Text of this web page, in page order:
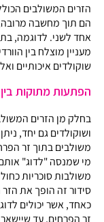
הזרים המשולבים
הם תוך מחשבה
אחד לשני. לדוגמה,
מעניין מוצלח בין
שוקולדים איכותיים
הפתעות מתוקות
בחלק מן הזרים
ושוקולדים גם יחד,
משולבים בתוך זר
מי שמנסה "לדוג"
משולבות סוכריות
סידור זה הופך את הזר
כאחד, אשר יכולים